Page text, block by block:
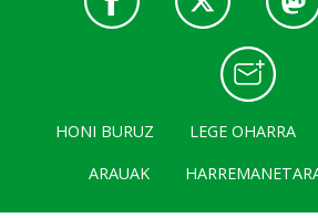
HONI BURUZ LEGE OHARRA
ARAUAK